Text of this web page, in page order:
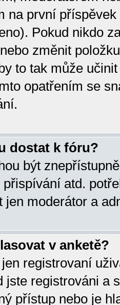
na první
Pokud nikdo
změnit
to tak může
opatřením se
dostat k fóru?
být
atd.
jen moderátor a
v anketě?
registrovaní
jste registrováni a
přístup nebo je